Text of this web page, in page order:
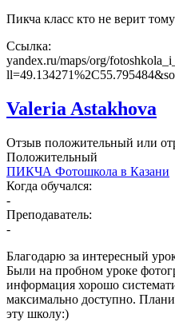
Пикча класс кто не верит
Ссылка:
yandex.ru/maps/org/
Valeria Astakhova
Отзыв положительный или
Положительный
ПИКЧА Фотошкола в Казани
Когда обучался:
-
Преподаватель:
-
Благодарю за интересный
Были на пробном уроке
информация хорошо
максимально доступно.
эту школу:)